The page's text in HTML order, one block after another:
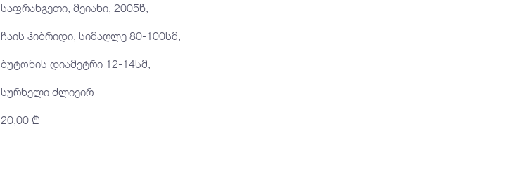
საფრანგეთი, მეიანი, 2005წ,
ჩაის ჰიბრიდი, სიმაღლე 80-100სმ,
ბუტონის დიამეტრი 12-14სმ,
სურნელი ძლიეირ
20,00 ₾